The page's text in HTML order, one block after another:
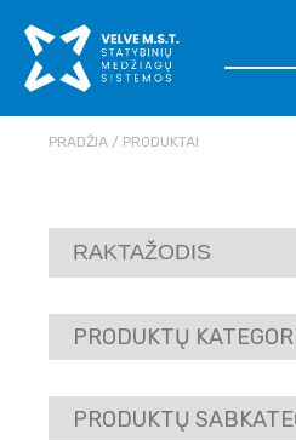
PRADŽIA PRODUKTAI
PRODUKTŲ
PRODUKTŲ